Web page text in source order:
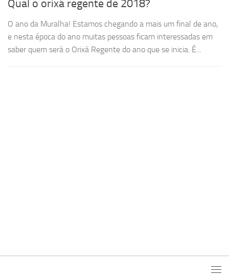
Qual o orixá regente de 2018?
O ano da Muralha! Estamos chegando a mais um final de ano,
e nesta época do ano muitas pessoas ficam interessadas em
saber quem será o Orixá Regente do ano que se inicia. É...